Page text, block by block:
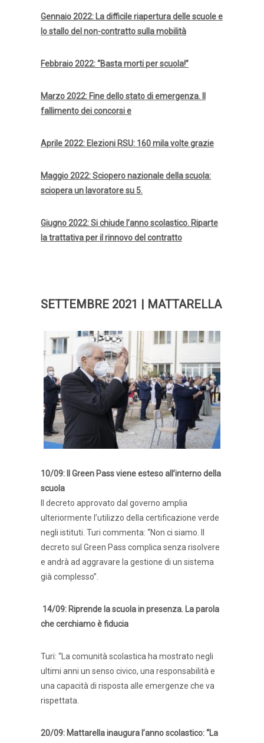
Gennaio 2022: La difficile riapertura delle scuole e
lo stallo del non-contratto sulla mobilità
Febbraio 2022: “Basta morti per scuola!”
Marzo 2022: Fine dello stato di emergenza. Il
fallimento dei concorsi e
Aprile 2022: Elezioni RSU: 160 mila volte grazie
Maggio 2022: Sciopero nazionale della scuola:
sciopera un lavoratore su 5.
Giugno 2022: Si chiude l’anno scolastico. Riparte
la trattativa per il rinnovo del contratto
SETTEMBRE 2021 | MATTARELLA
10/09: Il Green Pass viene esteso all’interno della
scuola
Il decreto approvato dal governo amplia
ulteriormente l’utilizzo della certificazione verde
negli istituti. Turi commenta: “Non ci siamo. Il
decreto sul Green Pass complica senza risolvere
e andrà ad aggravare la gestione di un sistema
già complesso”.
14/09: Riprende la scuola in presenza. La parola
che cerchiamo è fiducia
Turi: “La comunità scolastica ha mostrato negli
ultimi anni un senso civico, una responsabilità e
una capacità di risposta alle emergenze che va
rispettata.
20/09: Mattarella inaugura l’anno scolastico: “La